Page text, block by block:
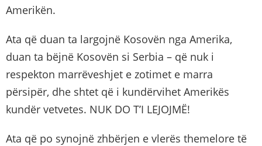
Amerikën.
Ata që duan ta largojnë Kosovën nga Amerika,
duan ta bëjnë Kosovën si Serbia – që nuk i
respekton marrëveshjet e zotimet e marra
përsipër, dhe shtet që i kundërvihet Amerikës
kundër vetvetes. NUK DO T’I LEJOJMË!
Ata që po synojnë zhbërjen e vlerës themelore të